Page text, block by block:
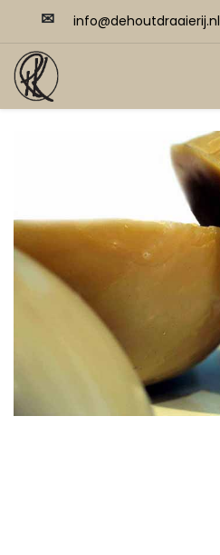
✉ ​​info@dehoutdraaierij.nl